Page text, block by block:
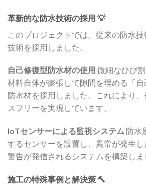
革新的な防水技術の採用 💡
このプロジェクトでは、従来の防水
技術を採用しました。
自己修復型防水材の使用 微細なひび
材料自体が膨張して隙間を埋める「
防水材を採用しました。これにより
スフリーを実現しています。
IoTセンサーによる監視システム 防水
するセンサーを設置し、異常が発生
警告が発信されるシステムを構築しま
施工の特殊事例と解決策 🔨